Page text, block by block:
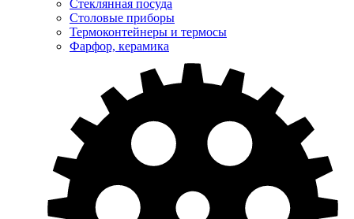
Стеклянная посуда
Столовые приборы
Термоконтейнеры и термосы
Фарфор, керамика